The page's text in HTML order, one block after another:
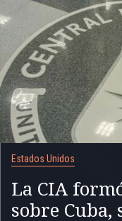
Estados Unidos
La CIA
sobre Cuba,